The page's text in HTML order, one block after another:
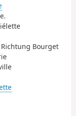
Bourget